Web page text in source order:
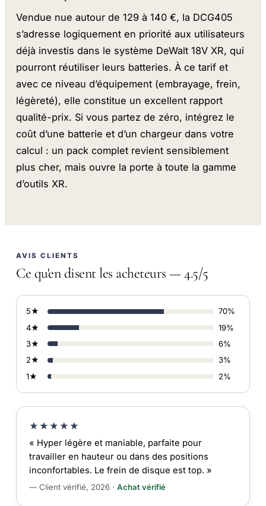
Vendue nue autour de 129 à 140 €, la DCG405
s’adresse logiquement en priorité aux utilisateurs
déjà investis dans le système DeWalt 18V XR, qui
pourront réutiliser leurs batteries. À ce tarif et
avec ce niveau d’équipement (embrayage, frein,
légèreté), elle constitue un excellent rapport
qualité-prix. Si vous partez de zéro, intégrez le
coût d’une batterie et d’un chargeur dans votre
calcul : un pack complet revient sensiblement
plus cher, mais ouvre la porte à toute la gamme
d’outils XR.
AVIS CLIENTS
Ce qu'en disent les acheteurs — 4.5/5
5★
70%
4★
19%
3★
6%
2★
3%
1★
2%
★★★★★
« Hyper légère et maniable, parfaite pour
travailler en hauteur ou dans des positions
inconfortables. Le frein de disque est top. »
— Client vérifié, 2026 · Achat vérifié